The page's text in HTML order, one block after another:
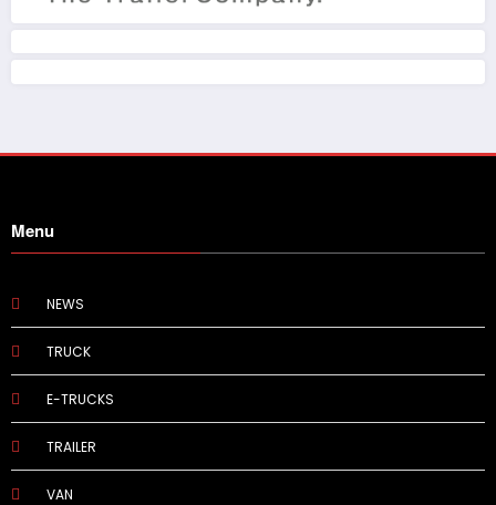
Menu
NEWS
TRUCK
E-TRUCKS
TRAILER
VAN